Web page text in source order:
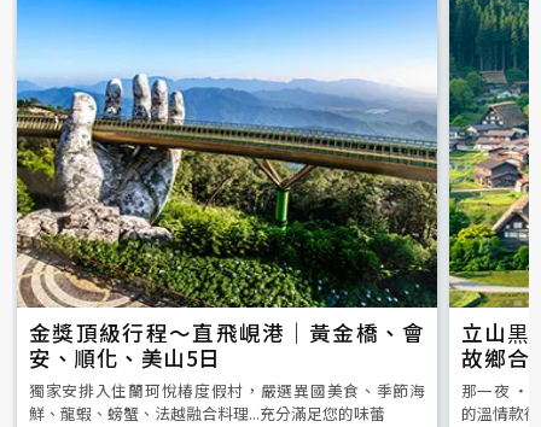
金獎頂級行程～直飛峴港｜黃金橋、會
安、順化、美山5日
獨家安排入住蘭珂悅椿度假村，嚴選異國美食、季節海
鮮、龍蝦、螃蟹、法越融合料理...充分滿足您的味蕾
立山黒
故鄉合
5日
那一夜 ‧
的溫情款